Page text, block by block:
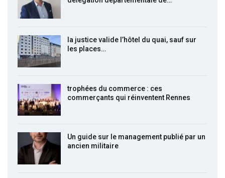
la justice valide l’hôtel du quai, sauf sur
les places…
trophées du commerce : ces
commerçants qui réinventent Rennes
Un guide sur le management publié par un
ancien militaire